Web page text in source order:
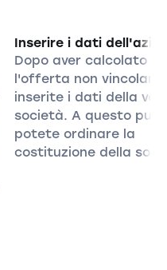
Inserire i dati
Dopo aver calcolato
l'offerta non
inserite i dati della
società. A questo
potete ordinare la
costituzione della